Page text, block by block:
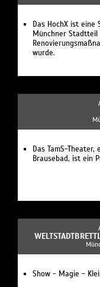
Das HochX ist
Münchner Stadtteil
wurde.
Das TamS-
Brausebad, ist ein
Show - Magie -